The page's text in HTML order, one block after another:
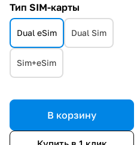
Тип SIM-карты
Dual eSim Dual Sim
Sim+eSim
В корзину